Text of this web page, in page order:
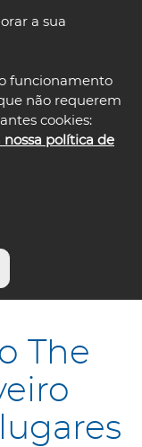
a sua
funcionamento
não requerem
cookies:
política de
language
um dos
The